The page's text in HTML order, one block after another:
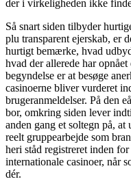
der i virkeligheden ikke
Så snart siden tilbyder
plu transparent ejerskab, er
hurtigt bemærke, hvad
hvad der allerede har
begyndelse er at besøge
casinoerne bliver vurderet
brugeranmeldelser. På den
bor, omkring siden lever
anden gang et soltegn på,
reelt gruppearbejde som
heri ståd registreret inden
internationale casinoer, når
dér.